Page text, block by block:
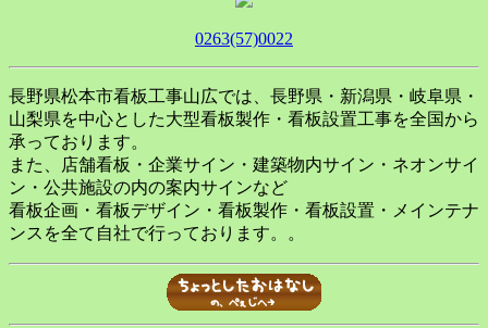
0263(57)0022
長野県松本市看板工事山広では、長野県・新潟県・岐阜県・
山梨県を中心とした大型看板製作・看板設置工事を全国から
承っております。
また、店舗看板・企業サイン・建築物内サイン・ネオンサイ
ン・公共施設の内の案内サインなど
看板企画・看板デザイン・看板製作・看板設置・メインテナ
ンスを全て自社で行っております。。